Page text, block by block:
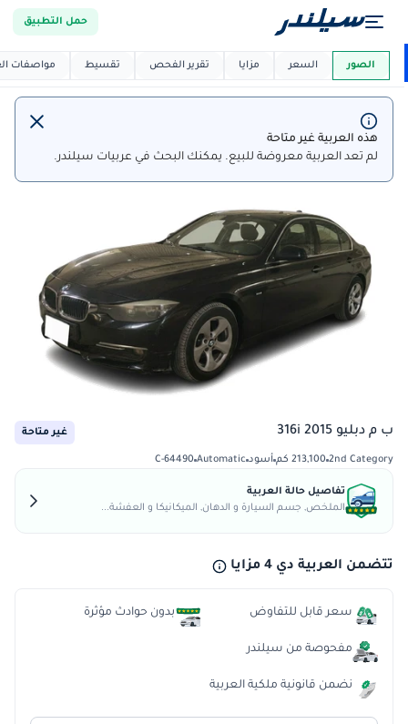
حمل التطبيق
العربية دي ماركت
هذه العربية غير متاحة
لم تعد العربية معروضة للبيع. يمكنك البحث في عربيات سيلندر.
ب م دبليو 316i 2015 غير متاحة
2nd Category 213,100 كم أسود Automatic
C-64490
تفاصيل حالة العربية
الملخص, جسم السيارة و الدهان, الميكانيكا و العفشة...
تتضمن العربية دي 4 مزايا
سعر قابل للتفاوض
مفحوصة من سيلندر
نضمن قانونية ملكية العربية
بدون حوادث مؤثرة
الصور السعر مزايا تقرير الفحص تقسيط مواصفات